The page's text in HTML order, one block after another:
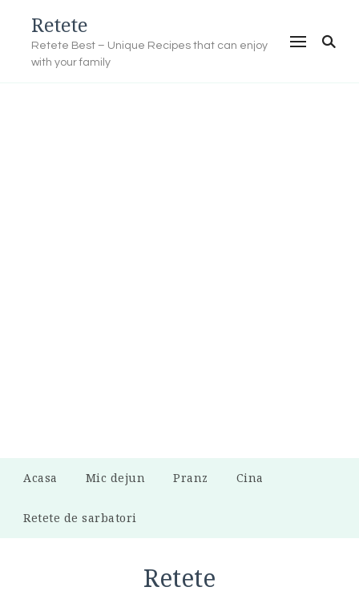
Retete
Retete Best – Unique Recipes that can enjoy
with your family
Acasa Mic dejun Pranz Cina
Retete de sarbatori
Retete